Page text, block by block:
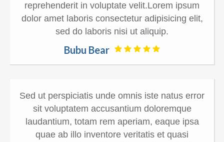
reprehenderit in voluptate velit.Lorem ipsum
dolor amet laboris consectetur adipisicing elit,
sed do laboris nisi ut aliquip.
Bubu Bear
Sed ut perspiciatis unde omnis iste natus error
sit voluptatem accusantium doloremque
laudantium, totam rem aperiam, eaque ipsa
quae ab illo inventore veritatis et quasi